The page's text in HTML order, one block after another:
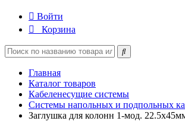
Войти
Корзина
Главная
Каталог товаров
Кабеленесущие системы
Системы напольных и подпольных
Заглушка для колонн 1-мод.